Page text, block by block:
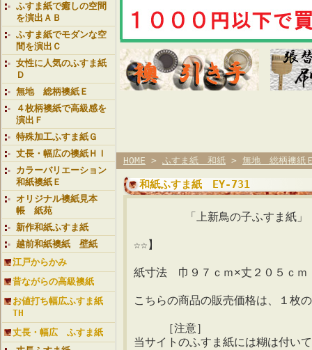
ふすま紙で癒しの空間
を演出ＡＢ
ふすま紙でモダンな空
間を演出Ｃ
女性に人気のふすま紙
Ｄ
無地 総柄襖紙Ｅ
４枚柄襖紙で高級感を
演出Ｆ
特殊加工ふすま紙Ｇ
丈長・幅広の襖紙ＨＩ
カラーバリエーション
和紙襖紙Ｅ
オリジナル襖紙見本
帳 紙苑
新作和紙ふすま紙
越前和紙襖紙 壁紙
江戸からかみ
昔ながらの高級襖紙
お値打ち幅広ふすま紙
TH
丈長・幅広 ふすま紙
HOME > ふすま紙 和紙 > 無地 総柄襖紙
和紙ふすま紙 EY-731
「上新鳥の子ふすま紙」
☆☆】
紙寸法 巾９７ｃｍ×丈２０５ｃｍ
こちらの商品の販売価格は、１
［注意］
当サイトのふすま紙には糊は付い